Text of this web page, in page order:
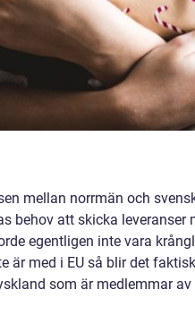
mellan norrmän och
behov att skicka leveranser
egentligen inte vara
är med i EU så blir det
som är medlemmar av